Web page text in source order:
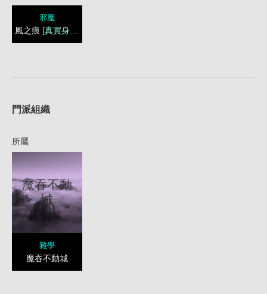
邪魔
風之痕 [真實身分]
門派組織
所屬
魔吞不動
城
雜學
魔吞不動城